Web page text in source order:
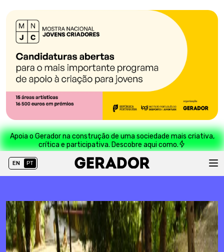
Apoia o Gerador na construção de uma sociedade mais criativa,
crítica e participativa. Descobre aqui como.
EN PT